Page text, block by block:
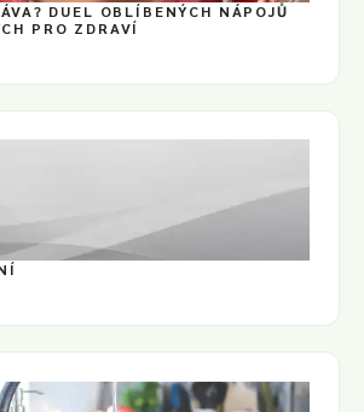
DUEL OBLÍBENÝCH NÁPOJŮ
PRO ZDRAVÍ